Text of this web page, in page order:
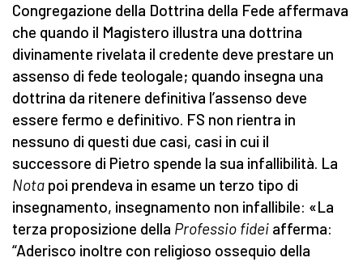
Congregazione della Dottrina della Fede affermava
che quando il Magistero illustra una dottrina
divinamente rivelata il credente deve prestare un
assenso di fede teologale; quando insegna una
dottrina da ritenere definitiva l’assenso deve
essere fermo e definitivo. FS non rientra in
nessuno di questi due casi, casi in cui il
successore di Pietro spende la sua infallibilità. La
Nota poi prendeva in esame un terzo tipo di
insegnamento, insegnamento non infallibile: «La
terza proposizione della Professio fidei afferma:
“Aderisco inoltre con religioso ossequio della